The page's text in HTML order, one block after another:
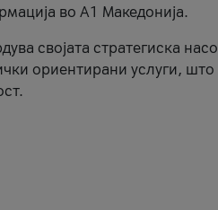
во А1 Македонија.
својата стратегиска
ориентирани услуги, што